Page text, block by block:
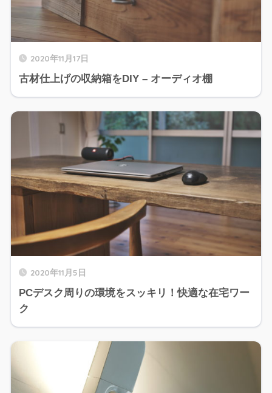
2020年11月17日
古材仕上げの収納箱をDIY – オーディオ棚
2020年11月5日
PCデスク周りの環境をスッキリ！快適な在宅ワー
ク